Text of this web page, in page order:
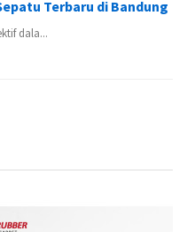
Terbaru di Bandung
dala...